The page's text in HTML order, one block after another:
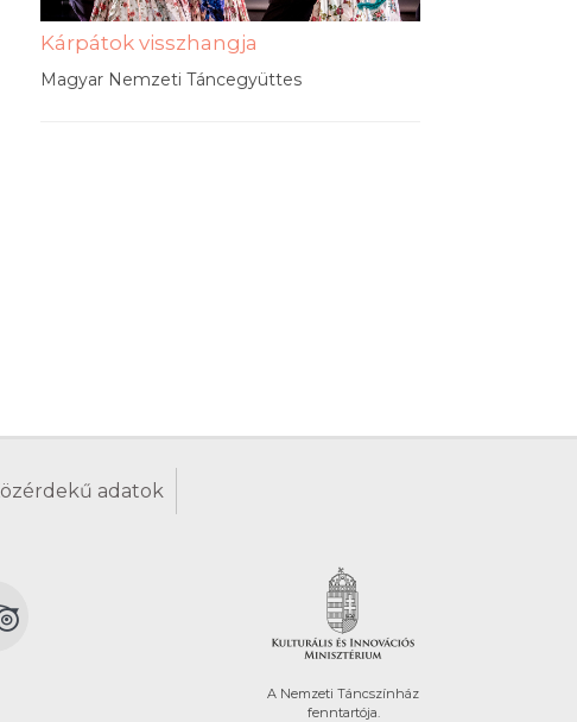
Kárpátok visszhangja
Magyar Nemzeti Táncegyüttes
adatok
A Nemzeti Táncszínház
fenntartója.